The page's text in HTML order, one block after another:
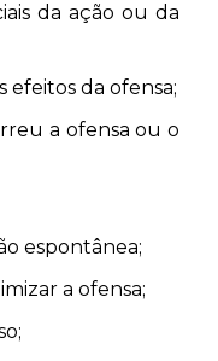
da ação ou da
efeitos da ofensa;
a ofensa ou o
espontânea;
a ofensa;